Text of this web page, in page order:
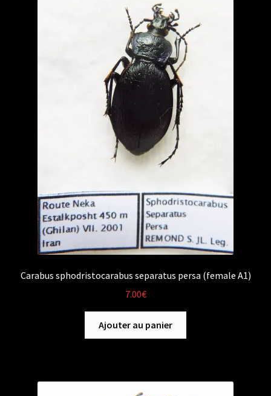
Carabus sphodristocarabus separatus persa (female A1)
7.00€
Ajouter au panier